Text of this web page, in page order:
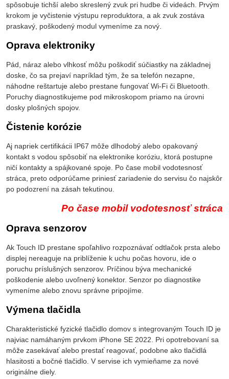
spôsobuje tichší alebo skreslený zvuk pri hudbe či videách. Prvým
krokom je vyčistenie výstupu reproduktora, a ak zvuk zostáva
praskavý, poškodený modul vymeníme za nový.
Oprava elektroniky
Pád, náraz alebo vlhkosť môžu poškodiť súčiastky na základnej
doske, čo sa prejaví napríklad tým, že sa telefón nezapne,
náhodne reštartuje alebo prestane fungovať Wi-Fi či Bluetooth.
Poruchy diagnostikujeme pod mikroskopom priamo na úrovni
dosky plošných spojov.
Čistenie korózie
Aj napriek certifikácii IP67 môže dlhodobý alebo opakovaný
kontakt s vodou spôsobiť na elektronike koróziu, ktorá postupne
ničí kontakty a spájkované spoje. Po čase mobil vodotesnosť
stráca, preto odporúčame priniesť zariadenie do servisu čo najskôr
po podozrení na zásah tekutinou.
Po čase mobil vodotesnosť stráca
Oprava senzorov
Ak Touch ID prestane spoľahlivo rozpoznávať odtlačok prsta alebo
displej nereaguje na priblíženie k uchu počas hovoru, ide o
poruchu príslušných senzorov. Príčinou býva mechanické
poškodenie alebo uvoľnený konektor. Senzor po diagnostike
vymeníme alebo znovu správne pripojíme.
Výmena tlačidla
Charakteristické fyzické tlačidlo domov s integrovaným Touch ID je
najviac namáhaným prvkom iPhone SE 2022. Pri opotrebovaní sa
môže zasekávať alebo prestať reagovať, podobne ako tlačidlá
hlasitosti a bočné tlačidlo. V servise ich vymieňame za nové
originálne diely.